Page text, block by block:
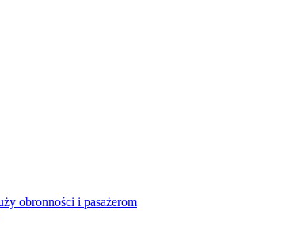
obronności i pasażerom